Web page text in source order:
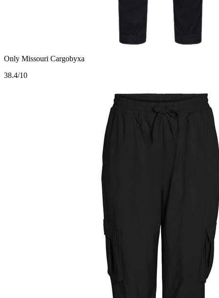
Only Missouri Cargobyxa
38.4/10